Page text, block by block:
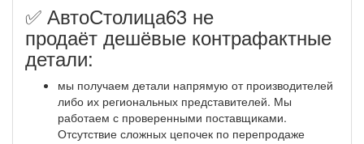
✅ АвтоСтолица63 не
продаёт дешёвые контрафактные
детали:
мы получаем детали напрямую от производителей
либо их региональных представителей. Мы
работаем с проверенными поставщиками.
Отсутствие сложных цепочек по перепродаже